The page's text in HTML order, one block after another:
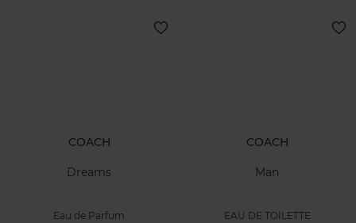
COACH
Dreams
Eau de Parfum
COACH
Man
EAU DE TOILETTE